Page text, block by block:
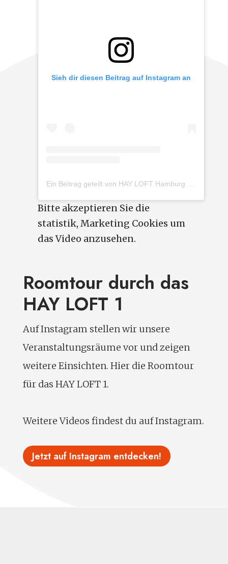
Sieh dir diesen Beitrag auf Instagram an
Bitte akzeptieren Sie die
statistik, Marketing Cookies um
das Video anzusehen.
Roomtour durch das
HAY LOFT 1
Auf Instagram stellen wir unsere
Veranstaltungsräume vor und zeigen
weitere Einsichten. Hier die Roomtour
für das HAY LOFT 1.
Weitere Videos findest du auf Instagram.
Jetzt auf Instagram entdecken!